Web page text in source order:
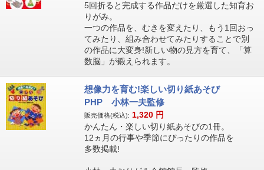
5回折ると完成する作品だけを厳選した知育お
りがみ。
一つの作品を、むきを変えたり、もう1回おっ
てみたり、組み合わせてみたりすることで別
の作品に大変身!新しい物の見方を育て、「算
数脳」が鍛えられます。
想像力を育む!楽しい切り紙あそび
PHP 小林一夫監修
販売価格(税込): 1,320 円
かんたん・楽しい切り紙あそびの1冊。
12ヵ月の行事や季節にぴったりの作品を
多数掲載!